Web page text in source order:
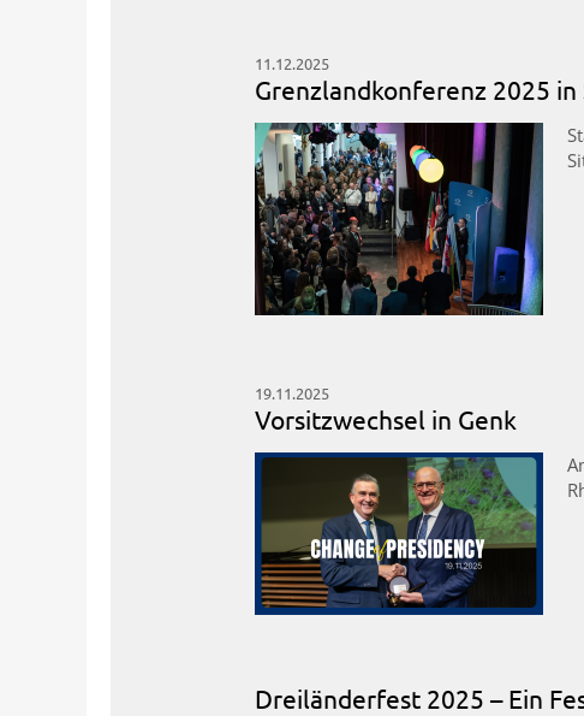
11.12.2025
Grenzlandkonferenz 2025 in
19.11.2025
Vorsitzwechsel in Genk
Dreiländerfest 2025 – Ein